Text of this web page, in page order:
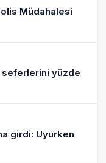
Müdahalesi
yüzde
girdi: Uyurken